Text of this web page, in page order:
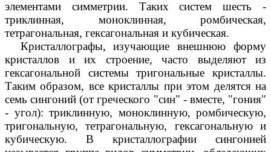
элементами симметрии. Таких систем шесть -
триклинная, моноклинная, ромбическая,
тетрагональная, гексагональная и кубическая.
Кристаллографы, изучающие внешнюю форму
кристаллов и их строение, часто выделяют из
гексагональной системы тригональные кристаллы.
Таким образом, все кристаллы при этом делятся на
семь сингоний (от греческого "син" - вместе, "гония"
- угол): триклинную, моноклинную, ромбическую,
тригональную, тетрагональную, гексагональную и
кубическую. В кристаллографии сингонией